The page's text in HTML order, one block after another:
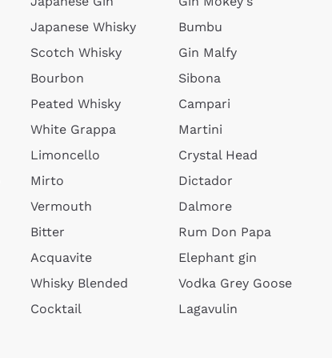
Japanese Whisky
Scotch Whisky
Bourbon
Peated Whisky
White Grappa
Limoncello
Mirto
Vermouth
Bitter
Acquavite
Whisky Blended
Cocktail
Bumbu
Gin Malfy
Sibona
Campari
Martini
Crystal Head
Dictador
Dalmore
Rum Don Papa
Elephant gin
Vodka Grey Goose
Lagavulin